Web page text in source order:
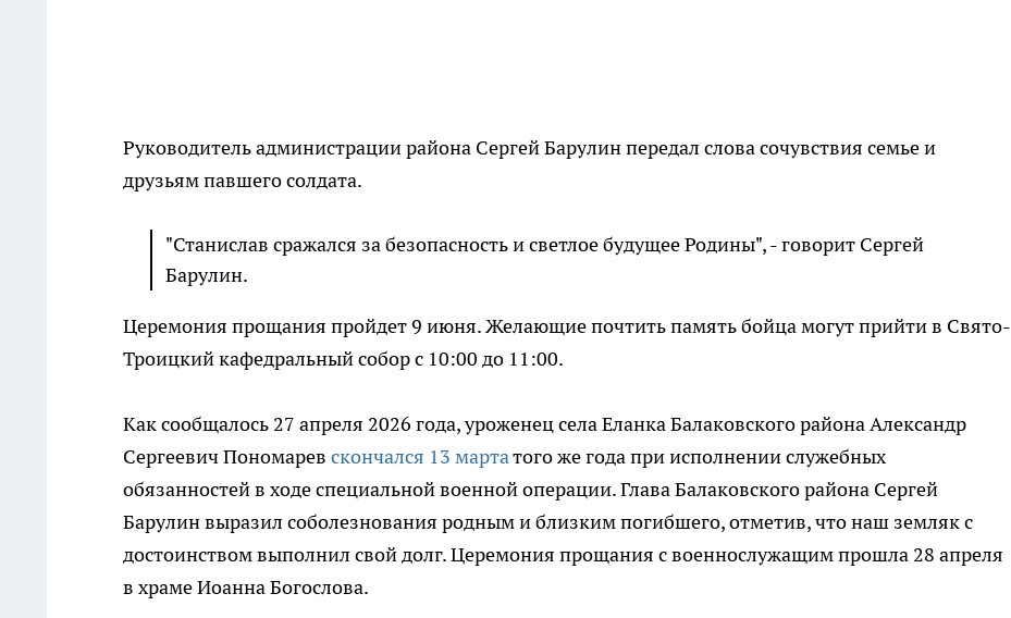
Руководитель администрации района Сергей Барулин передал слова сочувствия семье и
друзьям павшего солдата.
"Станислав сражался за безопасность и светлое будущее Родины", - говорит Сергей
Барулин.
Церемония прощания пройдет 9 июня. Желающие почтить память бойца могут прийти в Свято-
Троицкий кафедральный собор с 10:00 до 11:00.
Как сообщалось 27 апреля 2026 года, уроженец села Еланка Балаковского района Александр
Сергеевич Пономарев скончался 13 мартатого же года при исполнении служебных
обязанностей в ходе специальной военной операции. Глава Балаковского района Сергей
Барулин выразил соболезнования родным и близким погибшего, отметив, что наш земляк с
достоинством выполнил свой долг. Церемония прощания с военнослужащим прошла 28 апреля
в храме Иоанна Богослова.